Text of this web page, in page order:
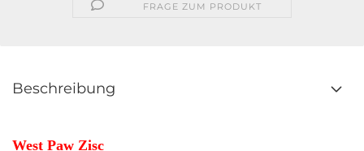
FRAGE ZUM PRODUKT
Beschreibung
West Paw Zisc